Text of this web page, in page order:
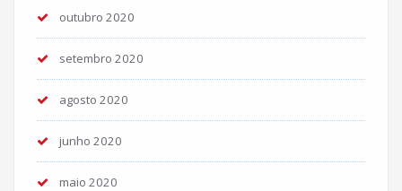
outubro 2020
setembro 2020
agosto 2020
junho 2020
maio 2020